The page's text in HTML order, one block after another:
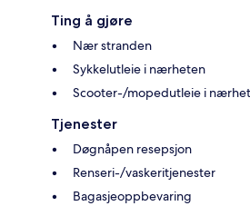
Ting å gjøre
Nær stranden
Sykkelutleie i nærheten
Scooter-/mopedutleie i
Tjenester
Døgnåpen resepsjon
Renseri-/vaskeritjenester
Bagasjeoppbevaring